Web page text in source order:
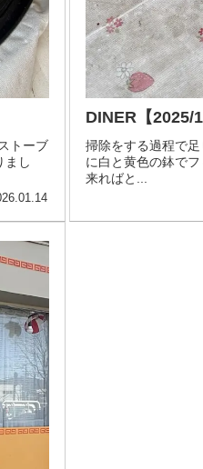
トーブ
まし
DINER【2025/
掃除をする過程で
に白と黄色の鉢で
来ればと...